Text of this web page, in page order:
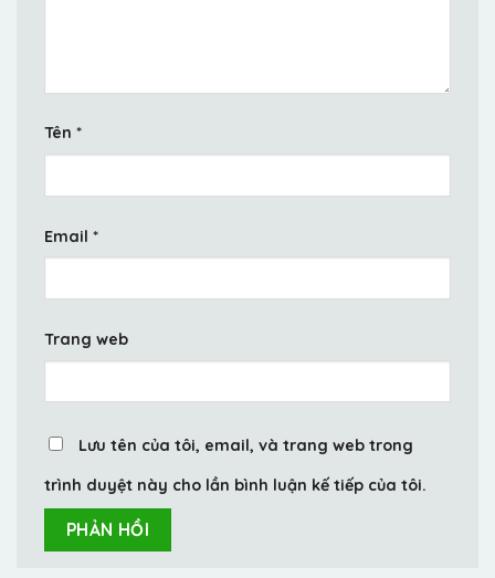
Tên *
Email *
Trang web
Lưu tên của tôi, email, và trang web trong
trình duyệt này cho lần bình luận kế tiếp của tôi.